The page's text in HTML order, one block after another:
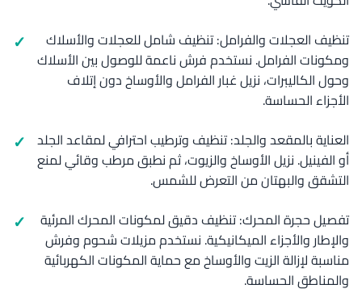
تنظيف العجلات والفرامل: تنظيف شامل للعجلات والأسلاك
ومكونات الفرامل. نستخدم فرش ناعمة للوصول بين الأسلاك
وحول الكاليبرات، نزيل غبار الفرامل والأوساخ دون إتلاف
الأجزاء الحساسة.
العناية بالمقعد والجلد: تنظيف وترطيب احترافي لمقاعد الجلد
أو الفينيل. نزيل الأوساخ والزيوت، ثم نطبق مرطب وقائي لمنع
التشقق والبهتان من التعرض للشمس.
تفصيل حجرة المحرك: تنظيف دقيق لمكونات المحرك المرئية
والإطار والأجزاء الميكانيكية. نستخدم مزيلات شحوم وفرش
مناسبة لإزالة الزيت والأوساخ مع حماية المكونات الكهربائية
والمناطق الحساسة.